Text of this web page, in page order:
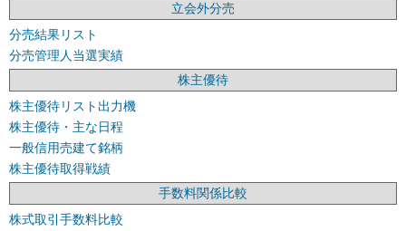
立会外分売
分売結果リスト
分売管理人当選実績
株主優待
株主優待リスト出力機
株主優待・主な日程
一般信用売建て銘柄
株主優待取得戦績
手数料関係比較
株式取引手数料比較